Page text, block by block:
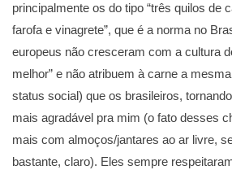
principalmente os do tipo “três quilos de
farofa e vinagrete”, que é a norma no
europeus não cresceram com a cultura
melhor” e não atribuem à carne a
status social) que os brasileiros,
mais agradável pra mim (o fato desses
mais com almoços/jantares ao ar livre,
bastante, claro). Eles sempre